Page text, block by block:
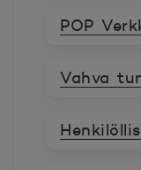
POP
Vahva